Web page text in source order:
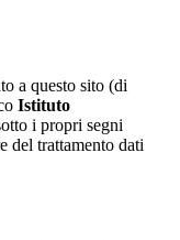
a questo sito (di
Istituto
i propri segni
del trattamento dati